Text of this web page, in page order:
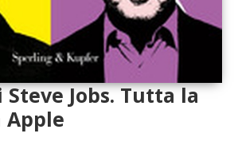
Jobs. Tutta la